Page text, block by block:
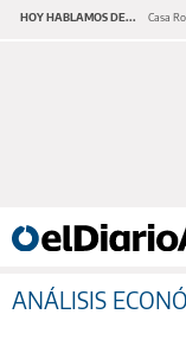
HOY HABLAMOS DE... Casa
ANÁLISIS